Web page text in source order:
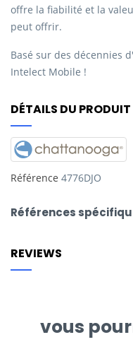
offre la fiabilité et la
peut offrir.
Basé sur des décennies
Intelect Mobile !
DÉTAILS DU PRODUIT
Référence 4776DJO
Références
REVIEWS
vous